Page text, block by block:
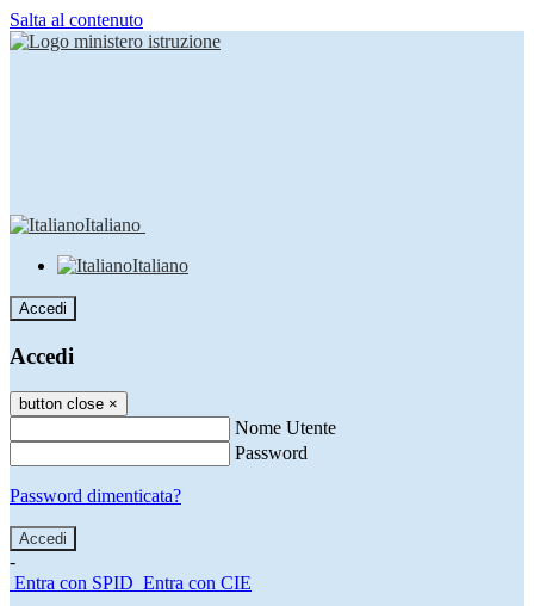
Salta al contenuto
Italiano
Italiano
Accedi
Accedi
button close ×
Nome Utente
Password
Password dimenticata?
-
Entra con SPID Entra con CIE